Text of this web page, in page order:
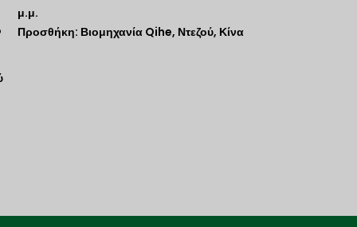
μ.μ.
Προσθήκη: Βιομηχανία Qihe, Ντεζού, Κίνα